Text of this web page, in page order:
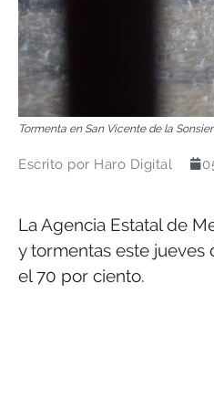
Tormenta en San Vicente de la
Escrito por Haro Digital
La Agencia Estatal de
y tormentas este jueves
el 70 por ciento.